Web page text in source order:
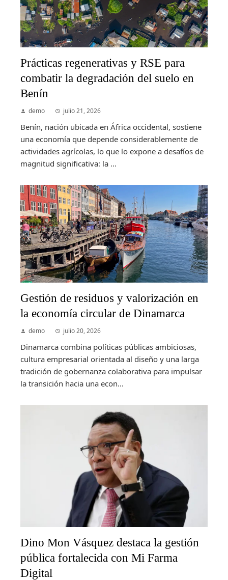
Prácticas regenerativas y RSE para
combatir la degradación del suelo en
Benín
demo julio 21, 2026
Benín, nación ubicada en África occidental, sostiene
una economía que depende considerablemente de
actividades agrícolas, lo que lo expone a desafíos de
magnitud significativa: la ...
Gestión de residuos y valorización en
la economía circular de Dinamarca
demo julio 20, 2026
Dinamarca combina políticas públicas ambiciosas,
cultura empresarial orientada al diseño y una larga
tradición de gobernanza colaborativa para impulsar
la transición hacia una econ...
Dino Mon Vásquez destaca la gestión
pública fortalecida con Mi Farma
Digital